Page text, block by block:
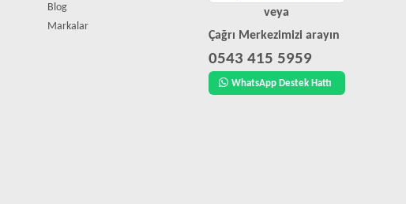
Blog
Markalar
veya
Çağrı Merkezimizi arayın
0543 415 5959
WhatsApp Destek Hattı